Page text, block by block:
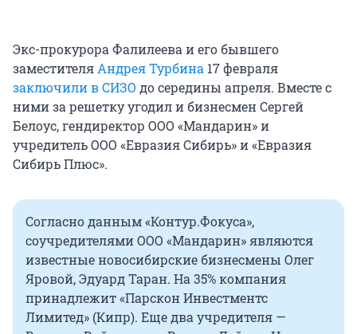
Экс-прокурора Фалилеева и его бывшего
заместителяАндрея Турбина 17 февраля
заключили в СИЗО до середины апреля. Вместе с
ними за решетку угодил и бизнесмен Сергей
Белоус, гендиректор ООО «Мандарин» и
учредитель ООО «Евразия Сибирь» и «Евразия
Сибирь Плюс».
Согласно данным «Контур.Фокуса»,
соучредителями ООО «Мандарин» являются
известные новосибирские бизнесмены Олег
Яровой, Эдуард Таран. На 35% компания
принадлежит «Парскон Инвестментс
Лимитед» (Кипр). Еще два учредителя —